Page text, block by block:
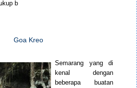
b
Goa Kreo
Semarang yang di
kenal dengan
beberapa buatan